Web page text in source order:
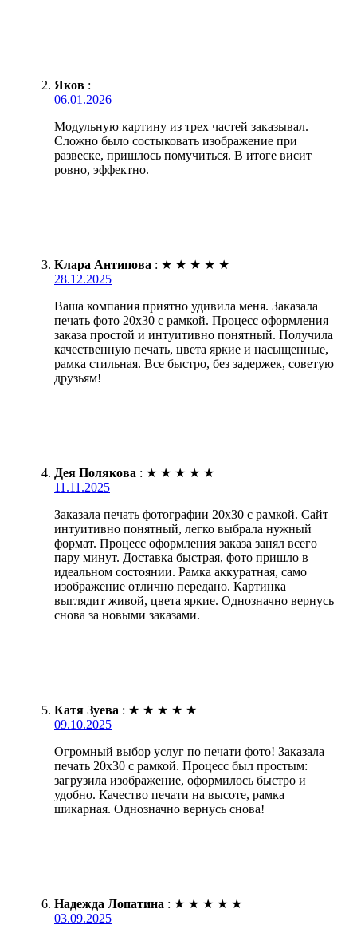
Яков :
06.01.2026
Модульную картину из трех частей заказывал.
Сложно было состыковать изображение при
развеске, пришлось помучиться. В итоге висит
ровно, эффектно.
Клара Антипова : ★ ★ ★ ★ ★
28.12.2025
Ваша компания приятно удивила меня. Заказала
печать фото 20х30 с рамкой. Процесс оформления
заказа простой и интуитивно понятный. Получила
качественную печать, цвета яркие и насыщенные,
рамка стильная. Все быстро, без задержек, советую
друзьям!
Дея Полякова : ★ ★ ★ ★ ★
11.11.2025
Заказала печать фотографии 20х30 с рамкой. Сайт
интуитивно понятный, легко выбрала нужный
формат. Процесс оформления заказа занял всего
пару минут. Доставка быстрая, фото пришло в
идеальном состоянии. Рамка аккуратная, само
изображение отлично передано. Картинка
выглядит живой, цвета яркие. Однозначно вернусь
снова за новыми заказами.
Катя Зуева : ★ ★ ★ ★ ★
09.10.2025
Огромный выбор услуг по печати фото! Заказала
печать 20х30 с рамкой. Процесс был простым:
загрузила изображение, оформилось быстро и
удобно. Качество печати на высоте, рамка
шикарная. Однозначно вернусь снова!
Надежда Лопатина : ★ ★ ★ ★ ★
03.09.2025